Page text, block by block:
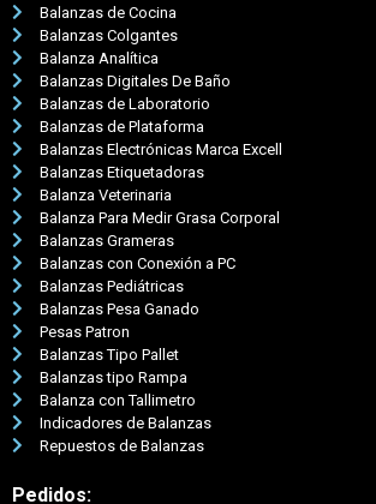
Balanzas de Cocina
Balanzas Colgantes
Balanza Analítica
Balanzas Digitales De Baño
Balanzas de Laboratorio
Balanzas de Plataforma
Balanzas Electrónicas Marca Excell
Balanzas Etiquetadoras
Balanza Veterinaria
Balanza Para Medir Grasa Corporal
Balanzas Grameras
Balanzas con Conexión a PC
Balanzas Pediátricas
Balanzas Pesa Ganado
Pesas Patron
Balanzas Tipo Pallet
Balanzas tipo Rampa
Balanza con Tallimetro
Indicadores de Balanzas
Repuestos de Balanzas
Pedidos: